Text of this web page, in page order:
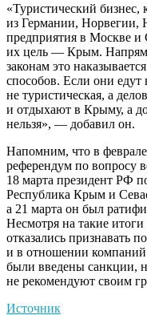
«Туристический
из Германии, Норвегии,
предприятия в Москве и
их цель — Крым.
законам это
способов. Если они
не туристическая, а
и отдыхают в Крыму, а
нельзя», — добавил он.
Напомним, что в
референдум по вопросу
18 марта президент РФ
Республика Крым и
а 21 марта он был
Несмотря на такие
отказались признавать
и в отношении
были введены санкции,
не рекомендуют своим
Источник